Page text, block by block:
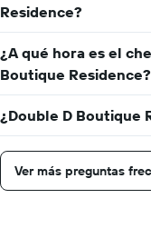
Residence?
¿A qué hora es el
Boutique Residence?
¿Double D Boutique
Ver más preguntas